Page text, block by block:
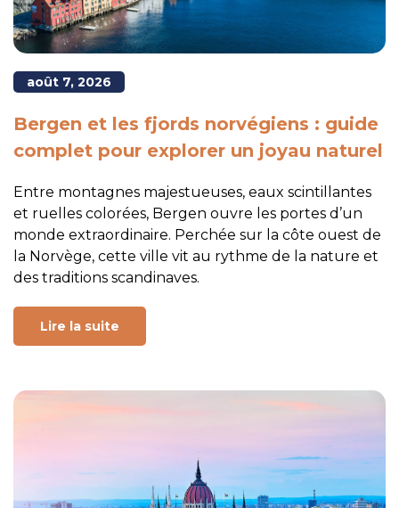
août 7, 2026
Bergen et les fjords norvégiens : guide
complet pour explorer un joyau naturel
Entre montagnes majestueuses, eaux scintillantes
et ruelles colorées, Bergen ouvre les portes d’un
monde extraordinaire. Perchée sur la côte ouest de
la Norvège, cette ville vit au rythme de la nature et
des traditions scandinaves.
Lire la suite